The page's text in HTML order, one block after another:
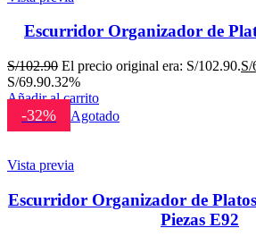
Escurridor Organizador de
S/102.90 El precio original era: S/102.90.S/
S/69.90.32%
Añadir al carrito
-32% Agotado
Vista previa
Escurridor Organizador de
Piezas E92